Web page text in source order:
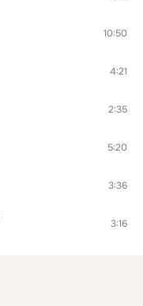
10:50
4:21
2:35
5:20
3:36
3:16